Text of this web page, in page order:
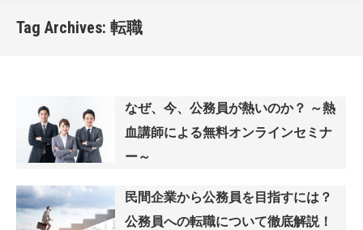
Tag Archives: 転職
なぜ、今、公務員が熱いのか？ ～熱
血講師による無料オンラインセミナ
ー～
民間企業から公務員を目指すには？
公務員への転職について徹底解説！